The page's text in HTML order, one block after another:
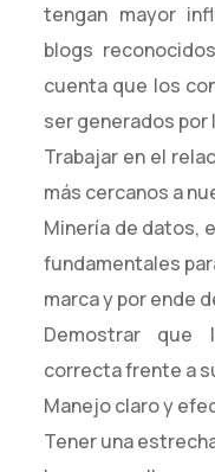
tengan mayor
blogs
cuenta que los
ser generados
Trabajar en el
más cercanos a
Minería de datos,
fundamentales
marca y por ende
Demostrar que
correcta frente a
Manejo claro y
Tener una